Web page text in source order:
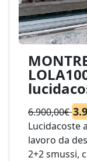
6.900,00€
Lucidacoste
lavoro da
2+2 smussi,